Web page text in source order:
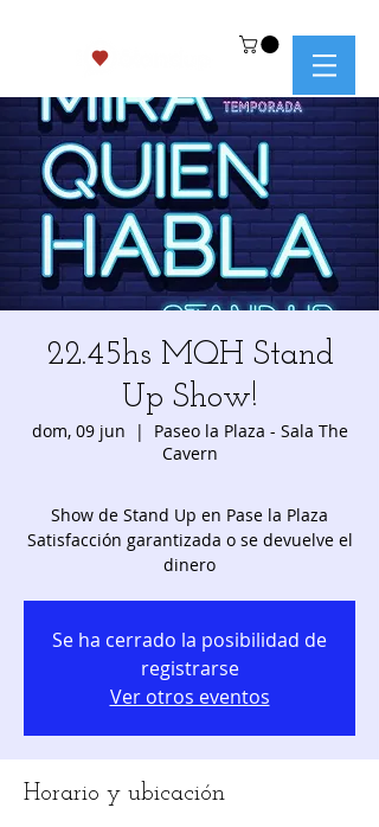
22.45hs MQH Stand
Up Show!
dom, 09 jun
  |
Paseo la Plaza - Sala The
Cavern
Show de Stand Up en Pase la Plaza
Satisfacción garantizada o se devuelve el
dinero
Se ha cerrado la posibilidad de
registrarse
Ver otros eventos
Horario y ubicación